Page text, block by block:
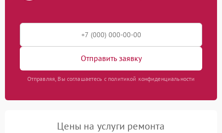
Отправить заявку
Отправляя, Вы соглашаетесь с политикой конфиденциальности
Цены на услуги ремонта